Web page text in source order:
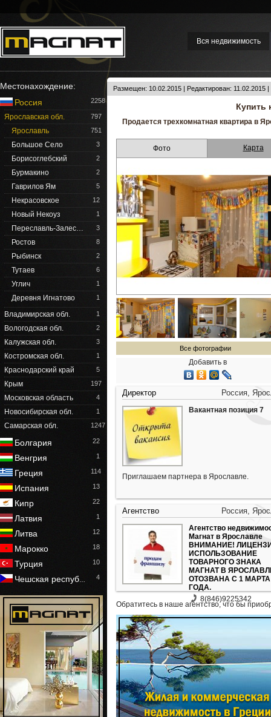
Вся недвижимость
Местонахождение:
Россия
2258
Ярославская обл. 797
Ярославль 751
Большое Село 3
Борисоглебский 2
Бурмакино 2
Гаврилов Ям 5
Некрасовское 12
Новый Некоуз 1
Переславль-Залес… 3
Ростов 8
Рыбинск 2
Тутаев 6
Углич 1
Деревня Игнатово 1
Владимирская обл. 1
Вологодская обл. 2
Калужская обл. 3
Костромская обл. 1
Краснодарский край 5
Крым 197
Московская область 4
Новосибирская обл. 1
Самарская обл. 1247
Болгария 22
Венгрия 1
Греция 114
Испания 13
Кипр 22
Латвия 1
Литва 12
Марокко 18
Турция 10
Чешская респуб 4
Размещен: 10.02.2015 | Редактирован: 11.02.2015
Купить
Продается трехкомнатная квартира в
Фото Карта
Все фотографии
Добавить в
Директор Россия,
Вакантная позиция 7
Приглашаем партнера в Ярославле.
Агентство Россия,
Агентство
Магнат в Ярославле
ВНИМАНИЕ!
ИСПОЛЬЗОВАНИЕ
ТОВАРНОГО ЗНАКА
МАГНАТ В
ОТОЗВАНА С 1 МАРТА
ГОДА.
8(846)9225342
Обратитесь в наше агентство, что бы